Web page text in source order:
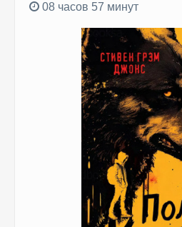
08 часов 57 минут